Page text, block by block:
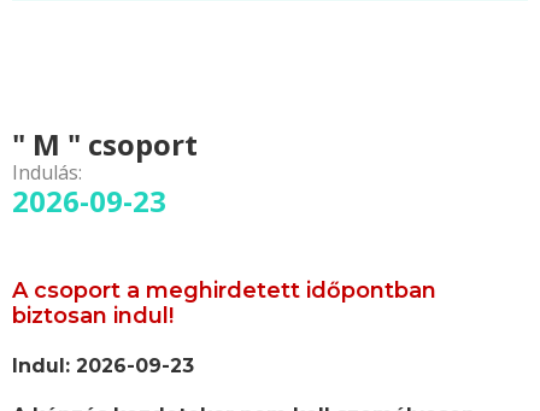
" M " csoport
Indulás:
2026-09-23
A csoport a meghirdetett időpontban
biztosan indul!
Indul: 2026-09-23